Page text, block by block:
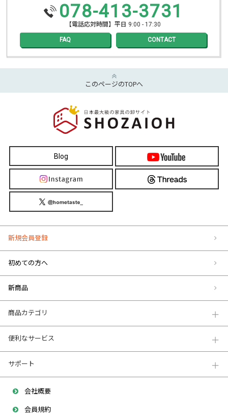
078-413-3731
【電話応対時間】平日 9:00 - 17:30
FAQ CONTACT
このページのTOPへ
Blog
新規会員登録
初めての方へ
新商品
商品カテゴリ
便利なサービス
サポート
会社概要
会員規約